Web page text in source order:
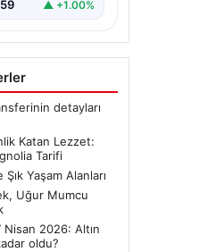
▲ +1.00%
detayları
Katan Lezzet:
Tarifi
Yaşam Alanları
Uğur Mumcu
Nisan 2026: Altın
oldu?